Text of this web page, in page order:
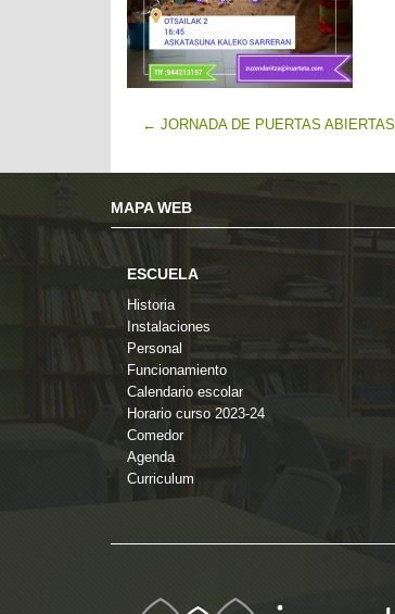
← JORNADA DE PUERTAS ABIERTAS
MAPA WEB
ESCUELA
Historia
Instalaciones
Personal
Funcionamiento
Calendario escolar
Horario curso 2023-24
Comedor
Agenda
Curriculum